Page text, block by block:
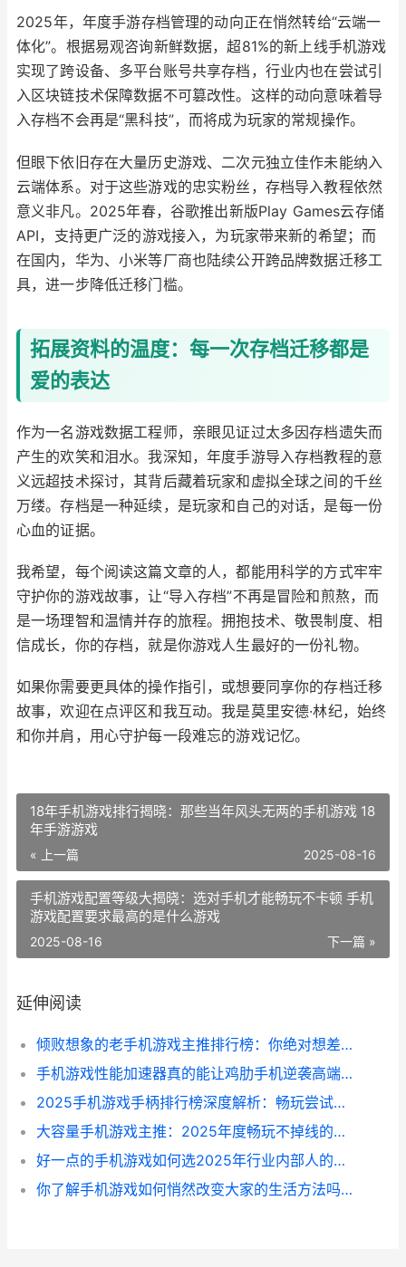
2025年，年度手游存档管理的动向正在悄然转给“云端一
体化”。根据易观咨询新鲜数据，超81%的新上线手机游戏
实现了跨设备、多平台账号共享存档，行业内也在尝试引
入区块链技术保障数据不可篡改性。这样的动向意味着导
入存档不会再是“黑科技”，而将成为玩家的常规操作。
但眼下依旧存在大量历史游戏、二次元独立佳作未能纳入
云端体系。对于这些游戏的忠实粉丝，存档导入教程依然
意义非凡。2025年春，谷歌推出新版Play Games云存储
API，支持更广泛的游戏接入，为玩家带来新的希望；而
在国内，华为、小米等厂商也陆续公开跨品牌数据迁移工
具，进一步降低迁移门槛。
拓展资料的温度：每一次存档迁移都是
爱的表达
作为一名游戏数据工程师，亲眼见证过太多因存档遗失而
产生的欢笑和泪水。我深知，年度手游导入存档教程的意
义远超技术探讨，其背后藏着玩家和虚拟全球之间的千丝
万缕。存档是一种延续，是玩家和自己的对话，是每一份
心血的证据。
我希望，每个阅读这篇文章的人，都能用科学的方式牢牢
守护你的游戏故事，让“导入存档”不再是冒险和煎熬，而
是一场理智和温情并存的旅程。拥抱技术、敬畏制度、相
信成长，你的存档，就是你游戏人生最好的一份礼物。
如果你需要更具体的操作指引，或想要同享你的存档迁移
故事，欢迎在点评区和我互动。我是莫里安德·林纪，始终
和你并肩，用心守护每一段难忘的游戏记忆。
18年手机游戏排行揭晓：那些当年风头无两的手机游戏 18
年手游游戏
« 上一篇 2025-08-16
手机游戏配置等级大揭晓：选对手机才能畅玩不卡顿 手机
游戏配置要求最高的是什么游戏
下一篇 »
2025-08-16
延伸阅读
倾败想象的老手机游戏主推排行榜：你绝对想差点哪些典范逆袭重返热榜 倾败想象的老手是谁
手机游戏性能加速器真的能让鸡肋手机逆袭高端一场看不见硝烟的极点加速实验 手机游戏性能加速
2025手机游戏手柄排行榜深度解析：畅玩尝试背后的细节和选择 2821游戏手机
大容量手机游戏主推：2025年度畅玩不掉线的硬核选择和玩家尝试 容量大的手机游戏
好一点的手机游戏如何选2025年行业内部人的避坑同享 好一点的手机游戏有哪些
你了解手机游戏如何悄然改变大家的生活方法吗 了解手机游戏对学生的危害有